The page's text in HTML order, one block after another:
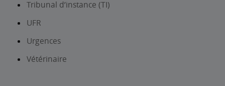
Tribunal d’instance (TI)
UFR
Urgences
Vétérinaire